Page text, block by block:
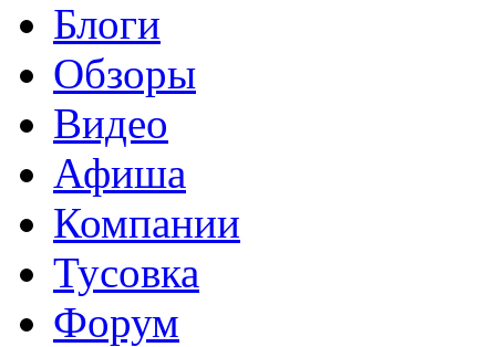
Блоги
Обзоры
Видео
Афиша
Компании
Тусовка
Форум